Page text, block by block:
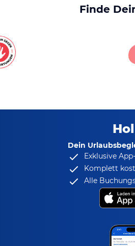
Finde
Dein
Exklusive
Komplett
Alle